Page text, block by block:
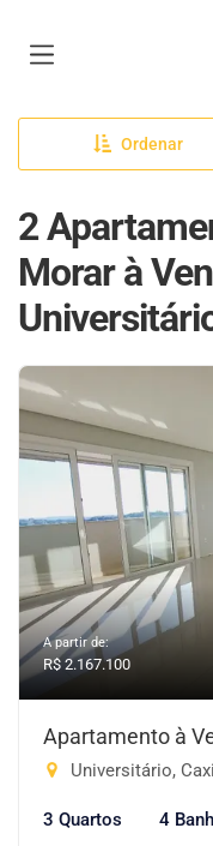
Ordenar
2
Morar à
A partir de:
R$ 2.167.100
Apartamento à
Universitário,
3 Quartos 4